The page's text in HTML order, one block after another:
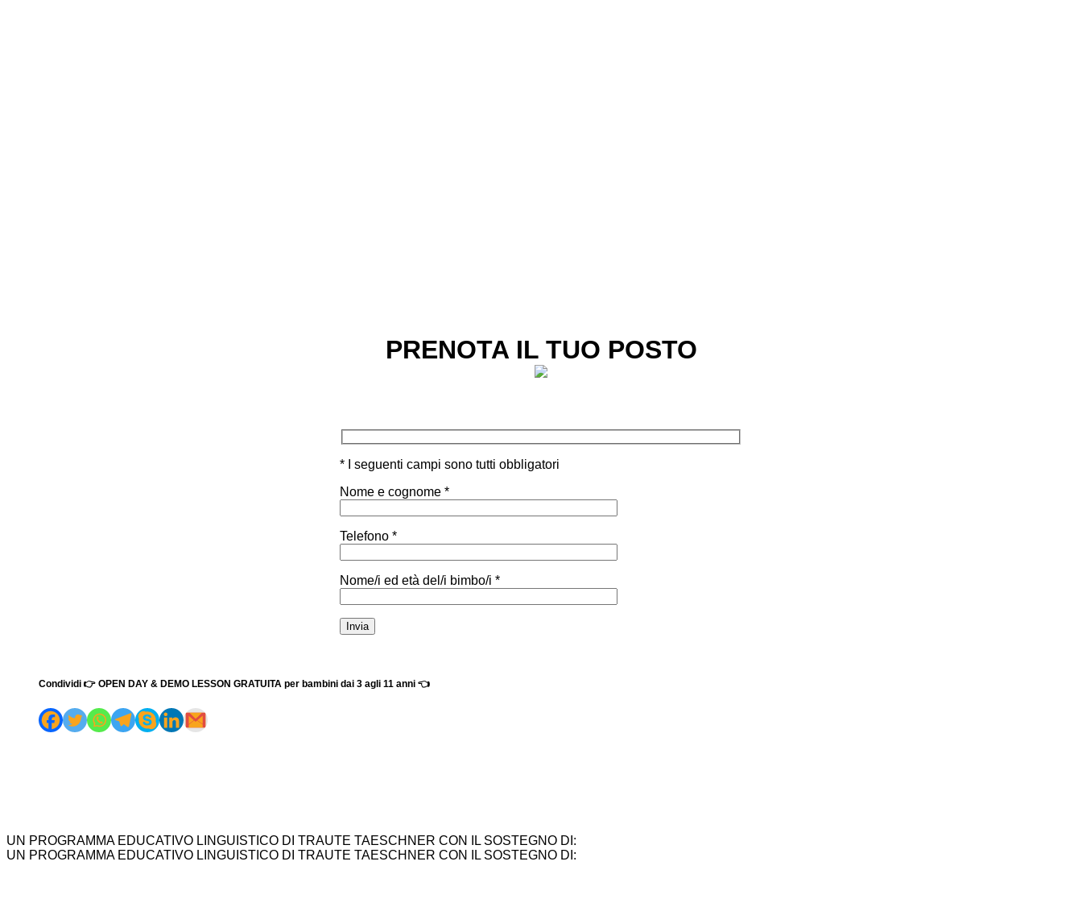
PRENOTA IL TUO POSTO
* I seguenti campi sono tutti obbligatori
Nome e cognome *
Telefono *
Nome/i ed età del/i bimbo/i *
Condividi 👉 OPEN DAY & DEMO LESSON GRATUITA per bambini dai 3 agli 11 anni 👈
UN PROGRAMMA EDUCATIVO LINGUISTICO DI TRAUTE TAESCHNER CON IL SOSTEGNO DI:
UN PROGRAMMA EDUCATIVO LINGUISTICO DI TRAUTE TAESCHNER CON IL SOSTEGNO DI: